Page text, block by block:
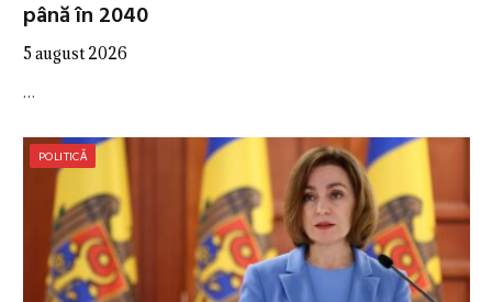
până în 2040
5 august 2026
…
POLITICĂ